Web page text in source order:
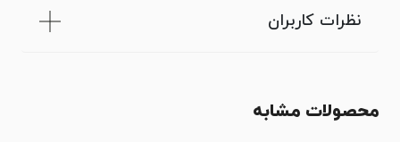
نظرات کاربران
محصولات مشابه